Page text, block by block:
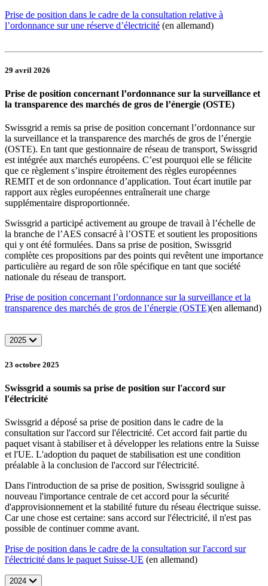
​Prise de position dans le cadre de la consultation relative à
l’ordonnance sur une réserve d’électricité (en allemand)
29 avril 2026
Prise de position concernant l’ordonnance sur la surveillance et
la transparence des marchés de gros de l’énergie (OSTE)
​Swissgrid a remis sa prise de position concernant l’ordonnance sur
la surveillance et la transparence des marchés de gros de l’énergie
(OSTE). En tant que gestionnaire de réseau de transport, Swissgrid
est intégrée aux marchés européens. C’est pourquoi elle se félicite
que ce règlement s’inspire étroitement des règles européennes
REMIT et de son ordonnance d’application. Tout écart inutile par
rapport aux règles européennes entraînerait une charge
supplémentaire disproportionnée.
Swissgrid a participé activement au groupe de travail à l’échelle de
la branche de l’AES consacré à l’OSTE et soutient les propositions
qui y ont été formulées. Dans sa prise de position, Swissgrid
complète ces propositions par des points qui revêtent une importance
particulière au regard de son rôle spécifique en tant que société
nationale du réseau de transport.
​Prise de position concernant l’ordonnance sur la surveillance et la
transparence des marchés de gros de l’énergie (OSTE)(en allemand)
2025
23 octobre 2025
Swissgrid a soumis sa prise de position sur l'accord sur
l'électricité
Swissgrid a déposé sa prise de position dans le cadre de la
consultation sur l'accord sur l'électricité. Cet accord fait partie du
paquet visant à stabiliser et à développer les relations entre la Suisse
et l'UE. L'adoption du paquet de stabilisation est une condition
préalable à la conclusion de l'accord sur l'électricité.
Dans l'introduction de sa prise de position, Swissgrid souligne à
nouveau l'importance centrale de cet accord pour la sécurité
d'approvisionnement et la stabilité future du réseau électrique suisse.
Car une chose est certaine: sans accord sur l'électricité, il n'est pas
possible de continuer comme avant.
Prise de position dans le cadre de la consultation sur l'accord sur
l'électricité dans le paquet Suisse-UE (en allemand)
2024